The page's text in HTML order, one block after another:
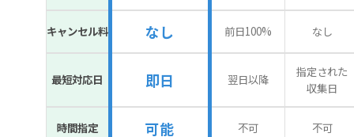
キャンセル料 なし 前日100% なし
最短対応日 即日 翌日以降
指定された
収集日
時間指定 可能 不可 不可